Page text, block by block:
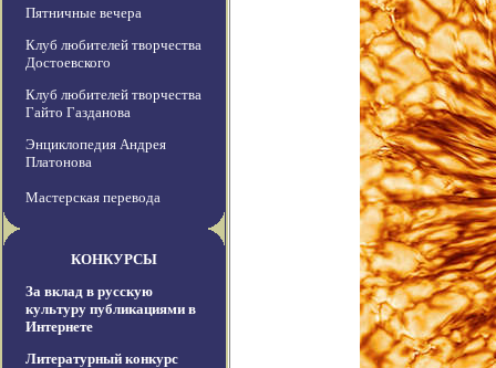
Пятничные вечера
Клуб любителей творчества
Достоевского
Клуб любителей творчества
Гайто Газданова
Энциклопедия Андрея
Платонова
Мастерская перевода
КОНКУРСЫ
За вклад в русскую
культуру публикациями в
Интернете
Литературный конкурс